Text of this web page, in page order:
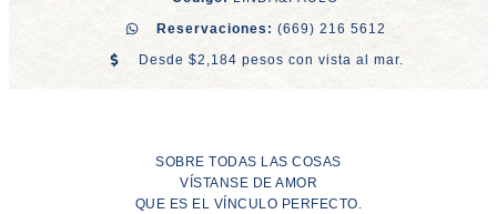
Reservaciones: (669) 216 5612
Desde $2,184 pesos con vista al mar.
SOBRE TODAS LAS COSAS
VÍSTANSE DE AMOR
QUE ES EL VÍNCULO PERFECTO.